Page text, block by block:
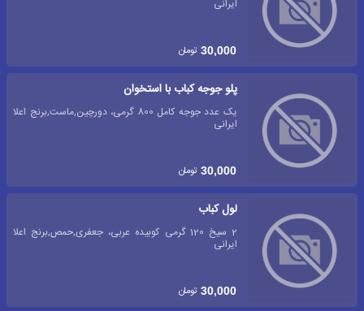
ایرانی
30,000 تومان
پلو جوجه کباب با استخوان
یک عدد جوجه کامل 800 گرمی، دورچین,ماست,برنج اعلا
ایرانی
30,000 تومان
لول کباب
2 سیخ 120 گرمی کوبیده عربی، جعفری,حمص,برنج اعلا
ایرانی
30,000 تومان